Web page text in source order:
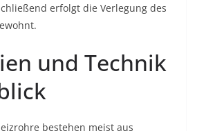
erfolgt die Verlegung des
und Technik
bestehen meist aus